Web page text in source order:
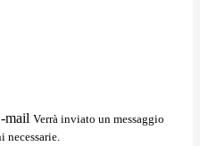
mail Verrà inviato un messaggio